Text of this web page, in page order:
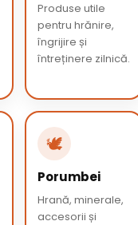
Produse utile
pentru hrănire,
îngrijire și
întreținere zilnică.
🕊️
Porumbei
Hrană, minerale,
accesorii și